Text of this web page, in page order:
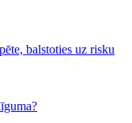
balstoties uz risku